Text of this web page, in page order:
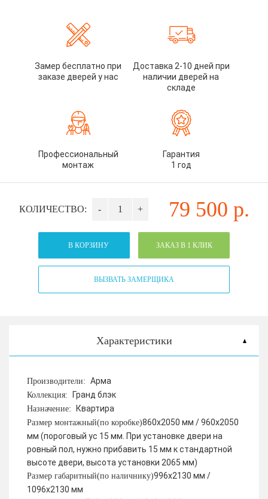
Замер бесплатно при
заказе дверей у нас
Доставка 2-10 дней при
наличии дверей на
складе
Профессиональный
монтаж
Гарантия
1 год
КОЛИЧЕСТВО: - + 79 500 р.
В КОРЗИНУ ЗАКАЗ В 1 КЛИК
ВЫЗВАТЬ ЗАМЕРЩИКА
Характеристики
Производители: Арма
Коллекция: Гранд блэк
Назначение: Квартира
Размер монтажный(по коробке)860х2050 мм / 960х2050
мм (пороговый ус 15 мм. При установке двери на
ровный пол, нужно прибавить 15 мм к стандартной
высоте двери, высота установки 2065 мм)
Размер габаритный(по наличнику)996х2130 мм /
1096х2130 мм